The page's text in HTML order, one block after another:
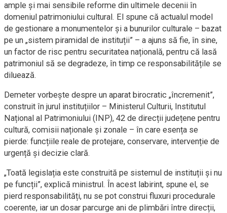
ample și mai sensibile reforme din ultimele decenii în
domeniul patrimoniului cultural. El spune că actualul model
de gestionare a monumentelor și a bunurilor culturale – bazat
pe un „sistem piramidal de instituții” – a ajuns să fie, în sine,
un factor de risc pentru securitatea națională, pentru că lasă
patrimoniul să se degradeze, în timp ce responsabilitățile se
diluează.
Demeter vorbește despre un aparat birocratic „încremenit”,
construit în jurul instituțiilor – Ministerul Culturii, Institutul
Național al Patrimoniului (INP), 42 de direcții județene pentru
cultură, comisii naționale și zonale – în care esența se
pierde: funcțiile reale de protejare, conservare, intervenție de
urgență și decizie clară.
„Toată legislația este construită pe sistemul de instituții și nu
pe funcții”, explică ministrul. În acest labirint, spune el, se
pierd responsabilități, nu se pot construi fluxuri procedurale
coerente, iar un dosar parcurge ani de plimbări între direcții,